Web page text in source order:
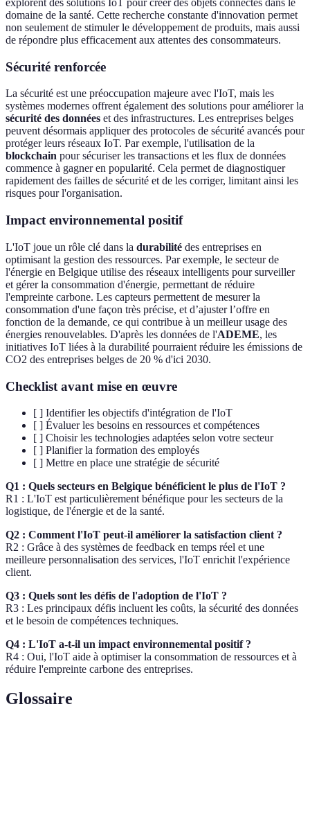
explorent des solutions IoT pour créer des objets connectés dans le
domaine de la santé. Cette recherche constante d'innovation permet
non seulement de stimuler le développement de produits, mais aussi
de répondre plus efficacement aux attentes des consommateurs.
Sécurité renforcée
La sécurité est une préoccupation majeure avec l'IoT, mais les
systèmes modernes offrent également des solutions pour améliorer la
sécurité des données et des infrastructures. Les entreprises belges
peuvent désormais appliquer des protocoles de sécurité avancés pour
protéger leurs réseaux IoT. Par exemple, l'utilisation de la
blockchain pour sécuriser les transactions et les flux de données
commence à gagner en popularité. Cela permet de diagnostiquer
rapidement des failles de sécurité et de les corriger, limitant ainsi les
risques pour l'organisation.
Impact environnemental positif
L'IoT joue un rôle clé dans la durabilité des entreprises en
optimisant la gestion des ressources. Par exemple, le secteur de
l'énergie en Belgique utilise des réseaux intelligents pour surveiller
et gérer la consommation d'énergie, permettant de réduire
l'empreinte carbone. Les capteurs permettent de mesurer la
consommation d'une façon très précise, et d’ajuster l’offre en
fonction de la demande, ce qui contribue à un meilleur usage des
énergies renouvelables. D'après les données de l'ADEME, les
initiatives IoT liées à la durabilité pourraient réduire les émissions de
CO2 des entreprises belges de 20 % d'ici 2030.
Checklist avant mise en œuvre
[ ] Identifier les objectifs d'intégration de l'IoT
[ ] Évaluer les besoins en ressources et compétences
[ ] Choisir les technologies adaptées selon votre secteur
[ ] Planifier la formation des employés
[ ] Mettre en place une stratégie de sécurité
Q1 : Quels secteurs en Belgique bénéficient le plus de l'IoT ?
R1 : L'IoT est particulièrement bénéfique pour les secteurs de la
logistique, de l'énergie et de la santé.
Q2 : Comment l'IoT peut-il améliorer la satisfaction client ?
R2 : Grâce à des systèmes de feedback en temps réel et une
meilleure personnalisation des services, l'IoT enrichit l'expérience
client.
Q3 : Quels sont les défis de l'adoption de l'IoT ?
R3 : Les principaux défis incluent les coûts, la sécurité des données
et le besoin de compétences techniques.
Q4 : L'IoT a-t-il un impact environnemental positif ?
R4 : Oui, l'IoT aide à optimiser la consommation de ressources et à
réduire l'empreinte carbone des entreprises.
Glossaire